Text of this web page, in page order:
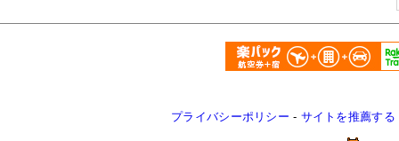
プライバシーポリシー - サイトを推薦する